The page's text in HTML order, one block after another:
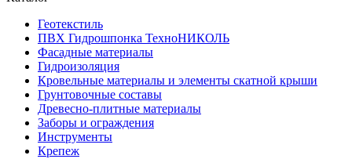
Геотекстиль
ПВХ Гидрошпонка ТехноНИКОЛЬ
Фасадные материалы
Гидроизоляция
Кровельные материалы и элементы скатной крыши
Грунтовочные составы
Древесно-плитные материалы
Заборы и ограждения
Инструменты
Крепеж